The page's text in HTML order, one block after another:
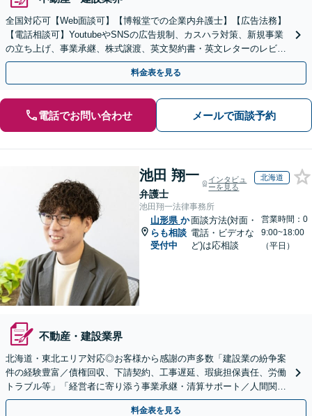
全国対応可【Web面談可】【博報堂での企業内弁護士】【広告法務】
【電話相談可】YoutubeやSNSの広告規制、カスハラ対策、新規事業
の立ち上げ、事業承継、株式譲渡、英文契約書・英文レターのレビュ
ー・ドラフトなどに対応。
料金表を見る
電話でお問い合わせ メールで面談予約
池田 翔一
弁護士
インタビュ
ーを見る
北海道
池田翔一法律事務所
山形県 か
らも相談
受付中
面談方法(対面・
電話・ビデオな
ど)は応相談
営業時間：0
9:00~18:00
（平日）
不動産・建設業界
北海道・東北エリア対応◎お客様から感謝の声多数「建設業の紛争案
件の経験豊富／債権回収、下請契約、工事遅延、瑕疵担保責任、労働
トラブル等」「経営者に寄り添う事業承継・清算サポート／人間関係
を含め総合的アドバイス」顧問契約／WEB面談／夜間相談
料金表を見る